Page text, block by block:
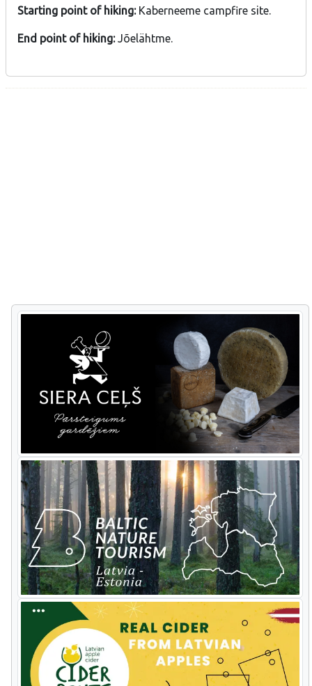
Starting point of hiking:Kaberneeme campfire site.
End point of hiking:Jõelähtme.